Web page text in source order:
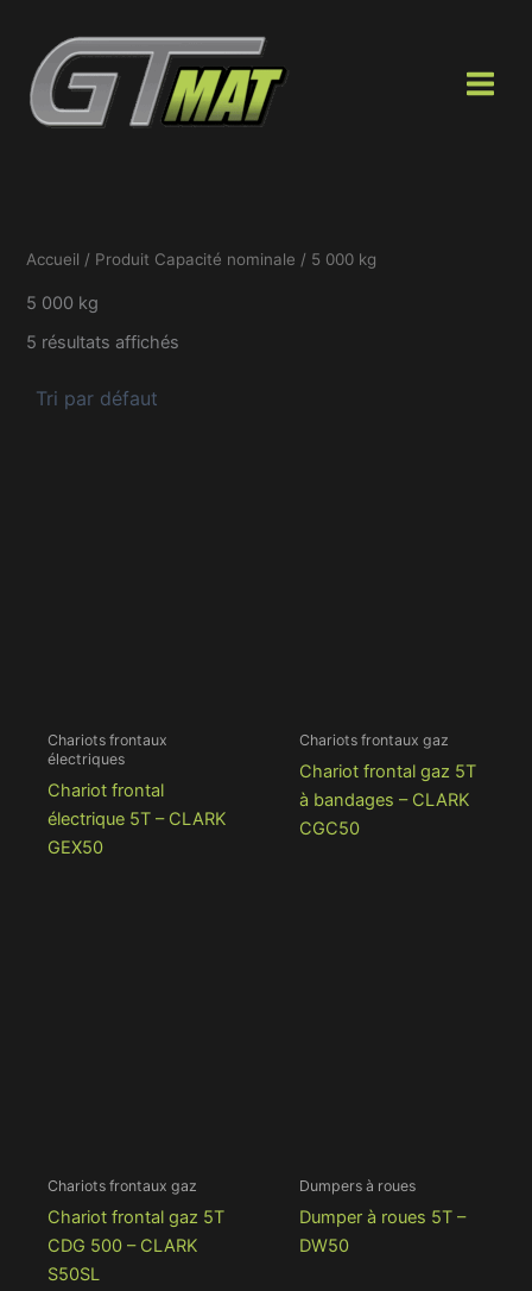
contenu
Accueil / Produit Capacité nominale / 5 000 kg
5 000 kg
5 résultats affichés
Chariots frontaux
électriques
Chariot frontal
électrique 5T – CLARK
GEX50
Chariots frontaux gaz
Chariot frontal gaz 5T
à bandages – CLARK
CGC50
Chariots frontaux gaz
Chariot frontal gaz 5T
CDG 500 – CLARK
S50SL
Dumpers à roues
Dumper à roues 5T –
DW50